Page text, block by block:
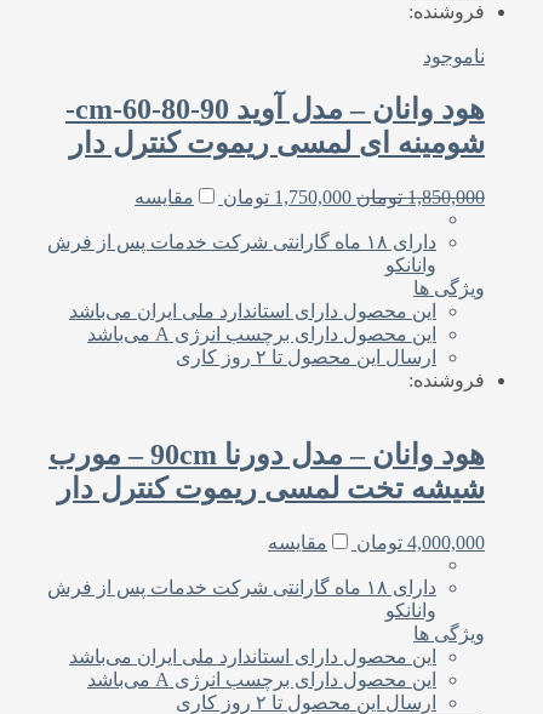
فروشنده:
ناموجود
هود وانان – مدل آوید cm-60-80-90-
شومینه ای لمسی ریموت کنترل دار
1,850,000 تومان 1,750,000 تومان مقایسه
دارای ۱۸ ماه گارانتی شرکت خدمات پس از فرش
وانانکو
ویژگی ها
این محصول دارای استاندارد ملی‌ ایران می‌باشد
این محصول دارای برچسب انرژی A می‌باشد
ارسال این محصول تا ۲ روز کاری
فروشنده:
هود وانان – مدل دورنا 90cm – مورب
شیشه تخت لمسی ریموت کنترل دار
4,000,000 تومان مقایسه
دارای ۱۸ ماه گارانتی شرکت خدمات پس از فرش
وانانکو
ویژگی ها
این محصول دارای استاندارد ملی‌ ایران می‌باشد
این محصول دارای برچسب انرژی A می‌باشد
ارسال این محصول تا ۲ روز کاری